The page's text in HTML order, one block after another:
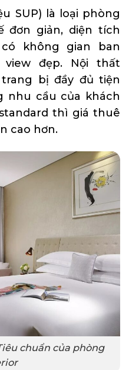
SUP) là loại phòng
đơn giản, diện tích
không gian ban
đẹp. Nội thất
bị đầy đủ tiện
nhu cầu của khách
thì giá thuê
cao hơn.
chuẩn của phòng